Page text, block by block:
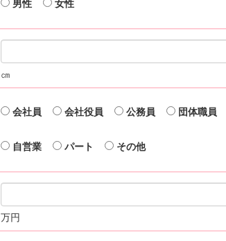
男性 女性
㎝
会社員 会社役員 公務員 団体職員
自営業 パート その他
万円